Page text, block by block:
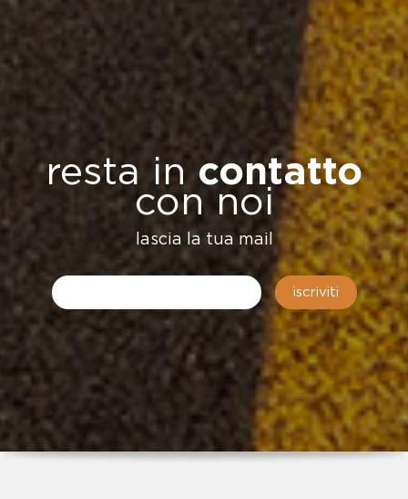
resta incontatto
con noi
lascia la tua mail
iscriviti